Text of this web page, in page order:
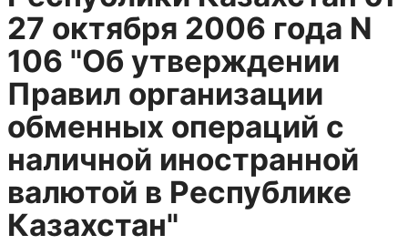
27 октября 2006 года N
106 "Об утверждении
Правил организации
обменных операций с
наличной иностранной
валютой в Республике
Казахстан"